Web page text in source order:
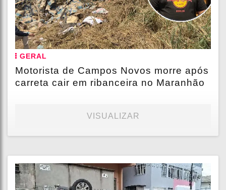
GERAL
Motorista de Campos Novos morre após
carreta cair em ribanceira no Maranhão
VISUALIZAR